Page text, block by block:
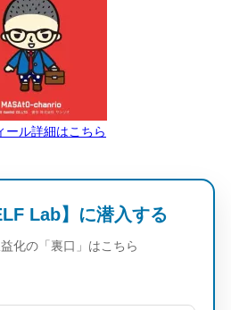
ール詳細はこちら
Lab】に潜入する
化の「裏口」はこちら